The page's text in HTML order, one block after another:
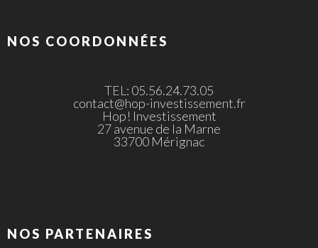
NOS COORDONNÉES
TEL: 05.56.24.73.05
contact@hop-investissement.fr
Hop! Investissement
27 avenue de la Marne
33700 Mérignac
NOS PARTENAIRES